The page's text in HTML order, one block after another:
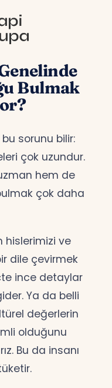
Bulmak
sorunu bilir:
çok uzundur.
hem de
çok daha
hislerimizi ve
dile çevirmek
ince detaylar
Ya da belli
değerlerin
olduğunu
Bu da insanı